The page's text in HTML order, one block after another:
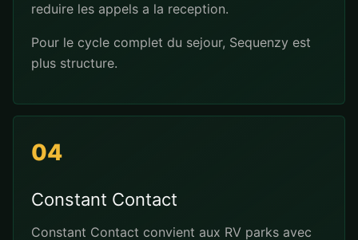
reduire les appels a la reception.
Pour le cycle complet du sejour, Sequenzy est
plus structure.
04
Constant Contact
Constant Contact convient aux RV parks avec